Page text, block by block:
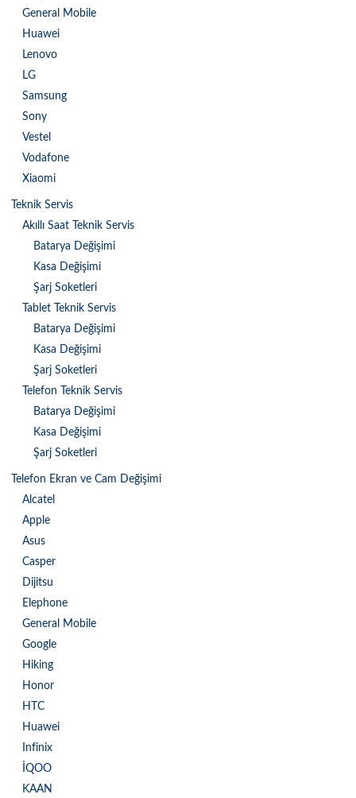
General Mobile
Huawei
Lenovo
LG
Samsung
Sony
Vestel
Vodafone
Xiaomi
Teknik Servis
Akıllı Saat Teknik Servis
Batarya Değişimi
Kasa Değişimi
Şarj Soketleri
Tablet Teknik Servis
Batarya Değişimi
Kasa Değişimi
Şarj Soketleri
Telefon Teknik Servis
Batarya Değişimi
Kasa Değişimi
Şarj Soketleri
Telefon Ekran ve Cam Değişimi
Alcatel
Apple
Asus
Casper
Dijitsu
Elephone
General Mobile
Google
Hiking
Honor
HTC
Huawei
Infinix
İQOO
KAAN